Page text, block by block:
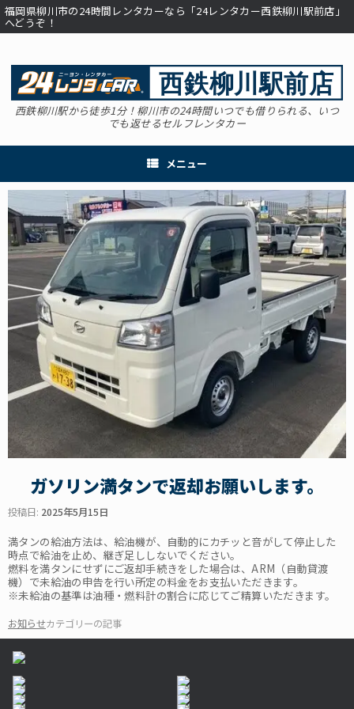
コ
ン
テ
プ
福岡県柳川市の24時間レンタカーなら「24レンタカー西鉄柳川駅前店」
へどうぞ！
西鉄柳川駅から徒歩1分！柳川市の24時間いつでも借りられる、いつ
でも返せるセルフレンタカー
メニュー
ガソリン満タンで返却お願いします。
投稿日: 2025年5月15日
満タンの給油方法は、給油機が、自動的にカチッと音がして停止した
時点で給油を止め、継ぎ足ししないでください。
燃料を満タンにせずにご返却手続きをした場合は、ARM（自動貸渡
機）で未給油の申告を行い所定の料金をお支払いただきます。
※未給油の基準は油種・燃料計の割合に応じてご精算いただきます。
お知らせカテゴリーの記事